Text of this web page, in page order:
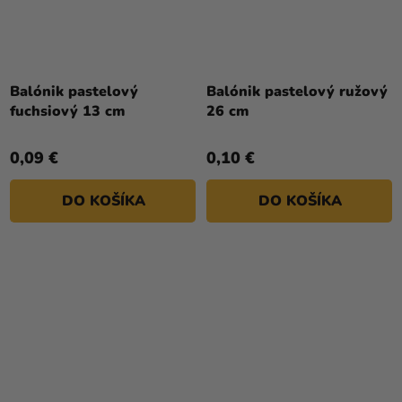
Balónik pastelový
fuchsiový 13 cm
0,09 €
DO KOŠÍKA
Balónik pastelový ružový
26 cm
0,10 €
DO KOŠÍKA